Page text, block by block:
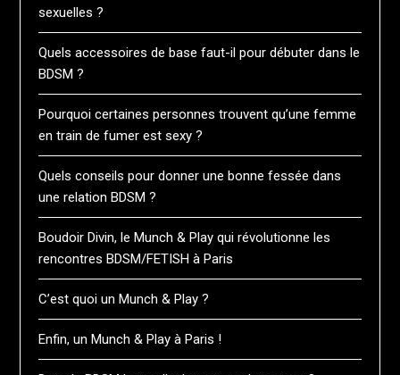
sexuelles ?
Quels accessoires de base faut-il pour débuter dans le
BDSM ?
Pourquoi certaines personnes trouvent qu’une femme
en train de fumer est sexy ?
Quels conseils pour donner une bonne fessée dans
une relation BDSM ?
Boudoir Divin, le Munch & Play qui révolutionne les
rencontres BDSM/FETISH à Paris
C’est quoi un Munch & Play ?
Enfin, un Munch & Play à Paris !